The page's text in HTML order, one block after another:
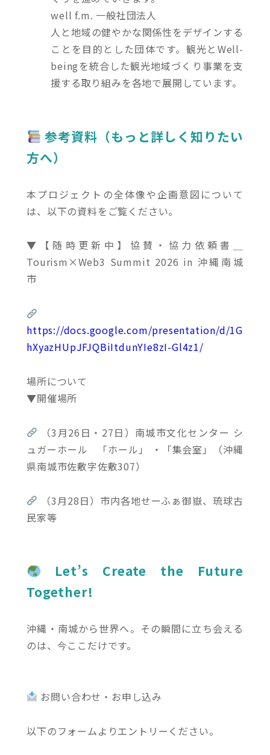
well f.m. 一般社団法人
人と地域の健やかな関係性をデザインする
ことを目的とした団体です。観光とWell-
beingを統合した観光地域づくり事業を支
援する取り組みを各地で展開しています。
参考資料（もっと詳しく知りたい
方へ）
本プロジェクトの全体像や企画意図について
は、以下の資料をご覧ください。
▼【随時更新中】協賛・協力依頼書＿
Tourism×Web3 Summit 2026 in 沖縄南城
市
https://docs.google.com/presentation/d/1G
hXyazHUpJFJQBiItdunYIe8zI-Gl4z1/
場所について
▼開催場所
（3月26日・27日）南城市文化センター シ
ュガーホール 「ホール」 ・「集会室」（沖縄
県南城市佐敷字佐敷307）
（3月28日）市内各地せーふぁ御嶽、琉球古
民家等
Let’s Create the Future
Together!
沖縄・南城から世界へ。その瞬間に立ち会える
のは、今ここだけです。
お問い合わせ・お申し込み
以下のフォームよりエントリーください。